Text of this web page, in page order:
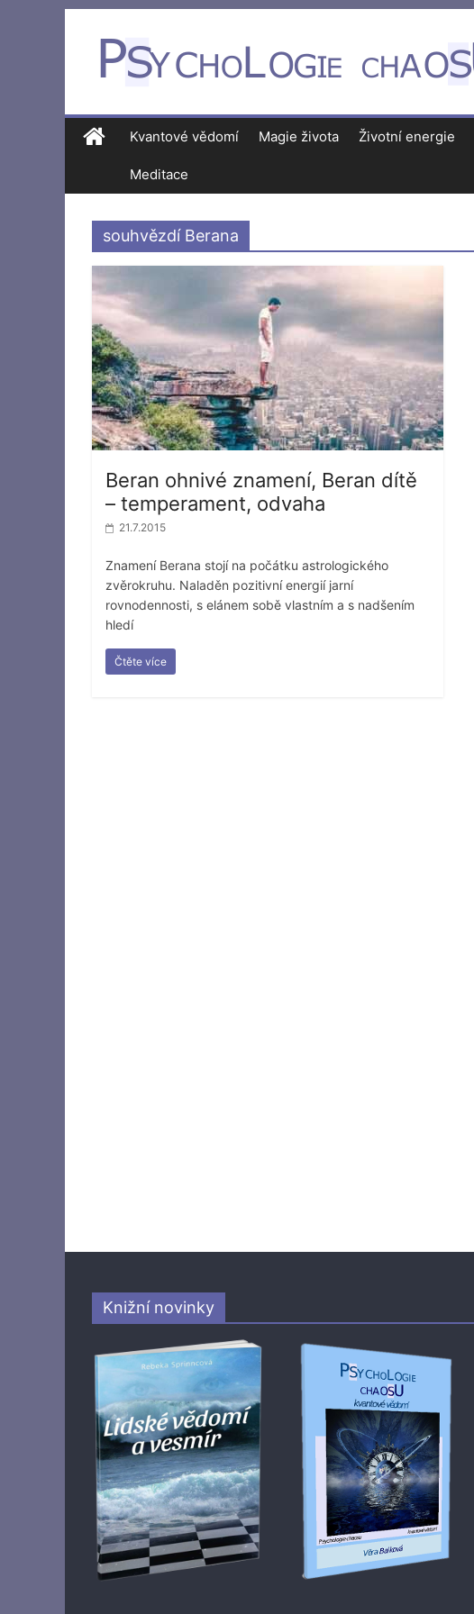
Kvantové vědomí Magie života Životní energie
Meditace
souhvězdí Berana
Beran ohnivé znamení, Beran dítě
– temperament, odvaha
21.7.2015
Znamení Berana stojí na počátku astrologického
zvěrokruhu. Naladěn pozitivní energií jarní
rovnodennosti, s elánem sobě vlastním a s nadšením
hledí
Čtěte více
Knižní novinky